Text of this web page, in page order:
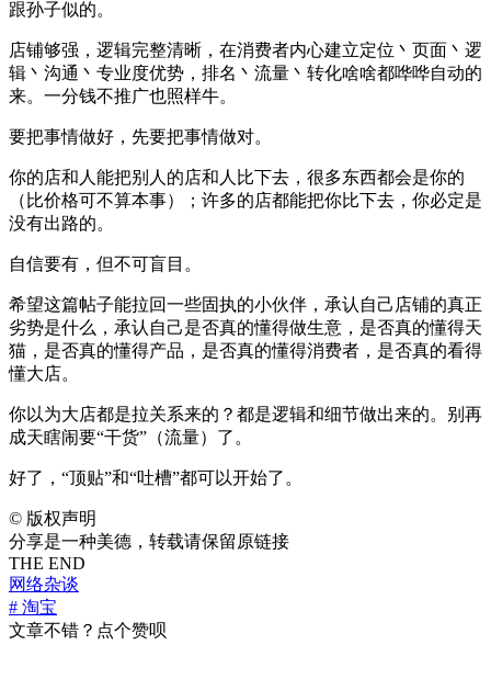
跟孙子似的。
店铺够强，逻辑完整清晰，在消费者内心建立定位丶页面丶逻
辑丶沟通丶专业度优势，排名丶流量丶转化啥啥都哗哗自动的
来。一分钱不推广也照样牛。
要把事情做好，先要把事情做对。
你的店和人能把别人的店和人比下去，很多东西都会是你的
（比价格可不算本事）；许多的店都能把你比下去，你必定是
没有出路的。
自信要有，但不可盲目。
希望这篇帖子能拉回一些固执的小伙伴，承认自己店铺的真正
劣势是什么，承认自己是否真的懂得做生意，是否真的懂得天
猫，是否真的懂得产品，是否真的懂得消费者，是否真的看得
懂大店。
你以为大店都是拉关系来的？都是逻辑和细节做出来的。别再
成天瞎闹要“干货”（流量）了。
好了，“顶贴”和“吐槽”都可以开始了。
© 版权声明
分享是一种美德，转载请保留原链接
THE END
网络杂谈
# 淘宝
文章不错？点个赞呗